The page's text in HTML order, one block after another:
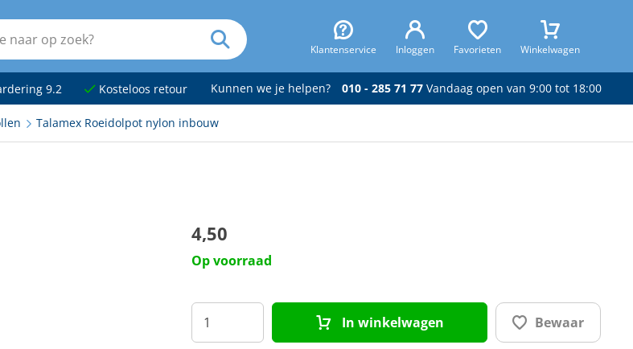
Klantenservice Inloggen Favorieten Winkelwagen
9.2 Kosteloos retour Kunnen we je helpen? 010 - 285 71 77Vandaag open van 9:00 tot 18:00
Talamex Roeidolpot nylon inbouw
4,50
Op voorraad
In winkelwagen Bewaar